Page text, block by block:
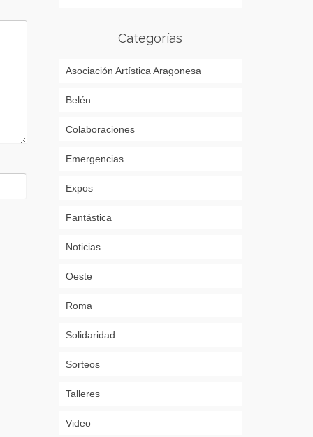
Categorías
Asociación Artística Aragonesa
Belén
Colaboraciones
Emergencias
Expos
Fantástica
Noticias
Oeste
Roma
Solidaridad
Sorteos
Talleres
Video